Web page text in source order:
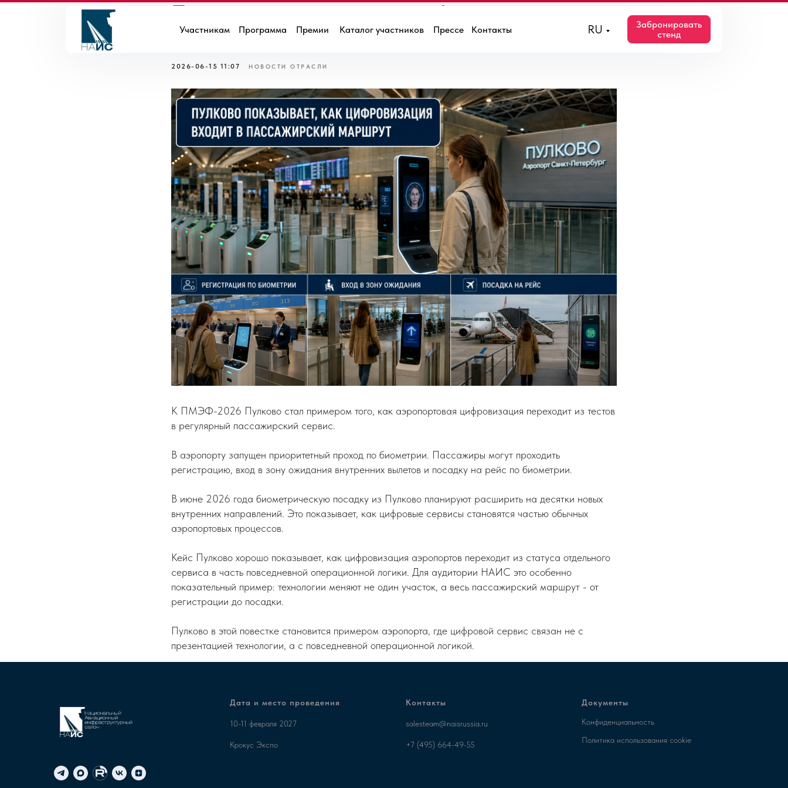
Забронировать
стенд
RU
Участникам Программа Премии Каталог участников Прессе Контакты
Пулково показывает, как цифровизация
входит в пассажирский маршрут
2026-06-15 11:07 НОВОСТИ ОТРАСЛИ
К ПМЭФ-2026 Пулково стал примером того, как аэропортовая цифровизация переходит из тестов
в регулярный пассажирский сервис.
В аэропорту запущен приоритетный проход по биометрии. Пассажиры могут проходить
регистрацию, вход в зону ожидания внутренних вылетов и посадку на рейс по биометрии.
В июне 2026 года биометрическую посадку из Пулково планируют расширить на десятки новых
внутренних направлений. Это показывает, как цифровые сервисы становятся частью обычных
аэропортовых процессов.
Кейс Пулково хорошо показывает, как цифровизация аэропортов переходит из статуса отдельного
сервиса в часть повседневной операционной логики. Для аудитории НАИС это особенно
показательный пример: технологии меняют не один участок, а весь пассажирский маршрут - от
регистрации до посадки.
Пулково в этой повестке становится примером аэропорта, где цифровой сервис связан не с
презентацией технологии, а с повседневной операционной логикой.
Дата и место проведения
10-11 февраля 2027
Крокус Экспо
Контакты
salesteam@naisrussia.ru
+7 (495) 664-49-55
Документы
Конфиденциальность
Политика использования cookie